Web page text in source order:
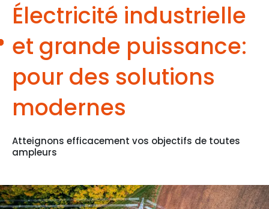
Électricité industrielle
et grande puissance:
pour des solutions
modernes
Atteignons efficacement vos objectifs de toutes
ampleurs